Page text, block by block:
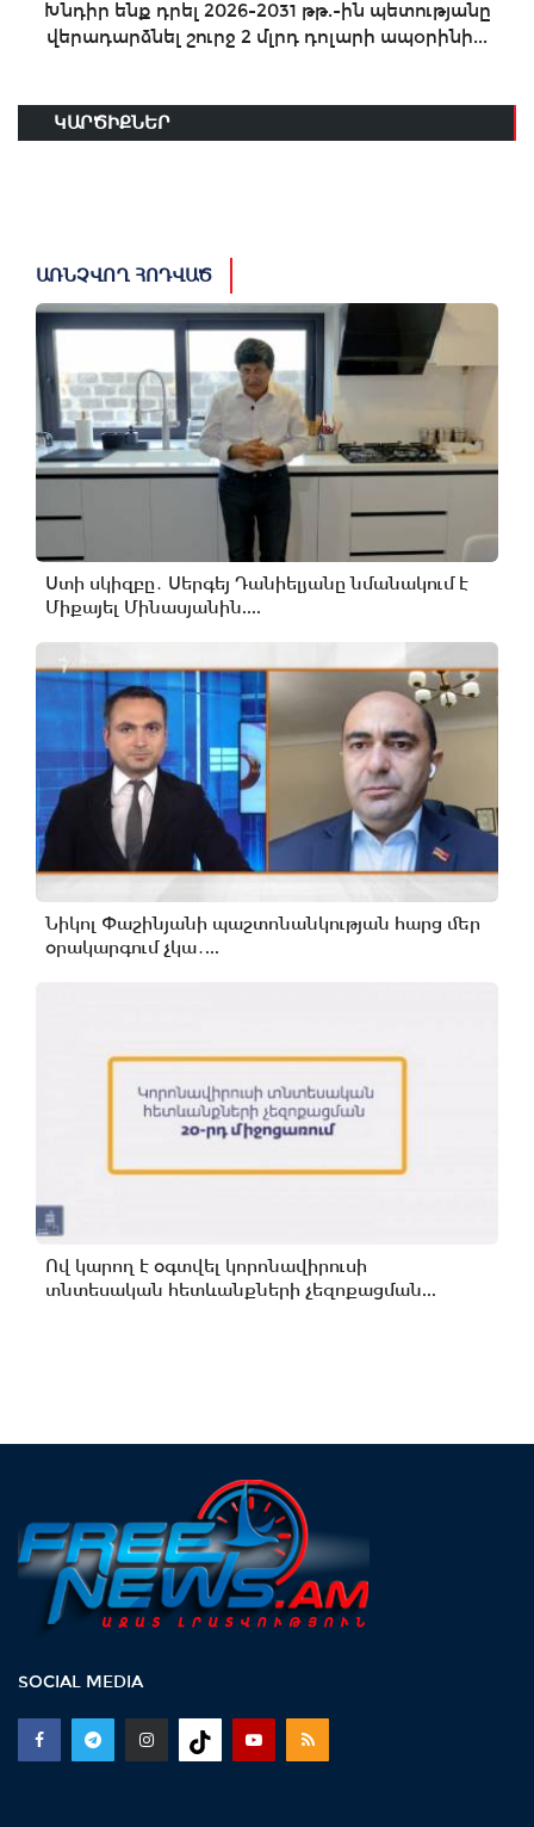
Խնդիր ենք դրել 2026-2031 թթ.-ին պետությանը
վերադարձնել շուրջ 2 մլրդ դոլարի ապօրինի...
ԿԱՐԾԻՔՆԵՐ
ԱՌՆՉՎՈՂ ՀՈԴՎԱԾ
Ստի սկիզբը․ Սերգեյ Դանիելյանը նմանակում է
Միքայել Մինասյանին....
Նիկոլ Փաշինյանի պաշտոնանկության հարց մեր
օրակարգում չկա․...
Ով կարող է օգտվել կորոնավիրուսի
տնտեսական հետևանքների չեզոքացման...
SOCIAL MEDIA